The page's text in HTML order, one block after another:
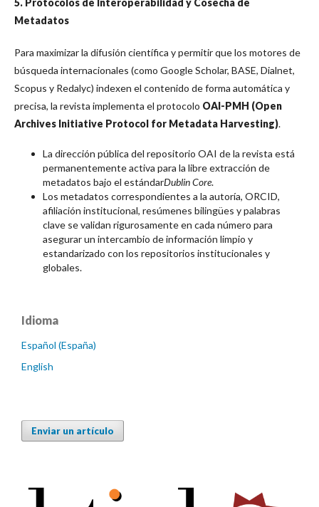
5. Protocolos de Interoperabilidad y Cosecha de
Metadatos
Para maximizar la difusión científica y permitir que los motores de
búsqueda internacionales (como Google Scholar, BASE, Dialnet,
Scopus y Redalyc) indexen el contenido de forma automática y
precisa, la revista implementa el protocolo OAI-PMH (Open
Archives Initiative Protocol for Metadata Harvesting).
La dirección pública del repositorio OAI de la revista está
permanentemente activa para la libre extracción de
metadatos bajo el estándarDublin Core.
Los metadatos correspondientes a la autoría, ORCID,
afiliación institucional, resúmenes bilingües y palabras
clave se validan rigurosamente en cada número para
asegurar un intercambio de información limpio y
estandarizado con los repositorios institucionales y
globales.
Idioma
Español (España)
English
Enviar un artículo